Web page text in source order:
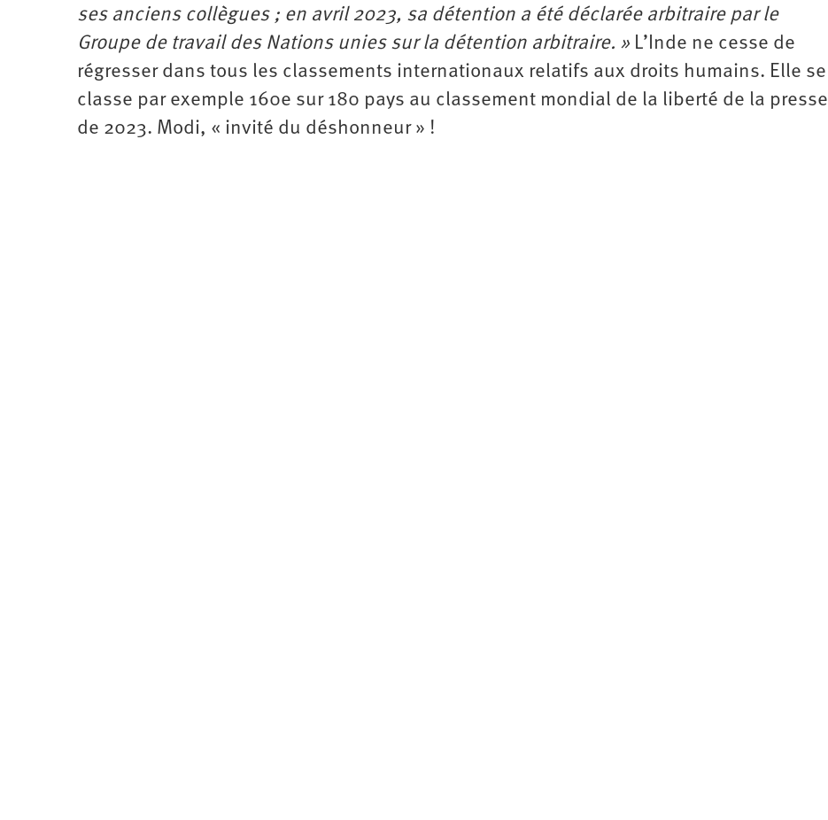
ses anciens collègues ; en avril 2023, sa détention a été déclarée arbitraire par le
Groupe de travail des Nations unies sur la détention arbitraire. » L’Inde ne cesse de
régresser dans tous les classements internationaux relatifs aux droits humains. Elle se
classe par exemple 160e sur 180 pays au classement mondial de la liberté de la presse
de 2023. Modi, « invité du déshonneur » !